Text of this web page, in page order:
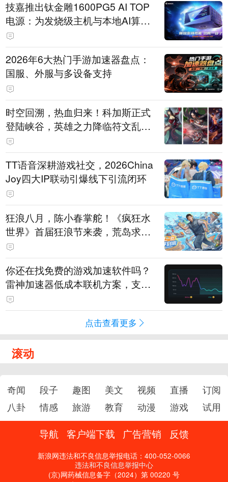
技嘉推出钛金雕1600PG5 AI TOP
电源：为发烧级主机与本地AI算力
打造旗舰供电方案
2026年6大热门手游加速器盘点：
国服、外服与多设备支持
时空回溯，热血归来！科加斯正式
登陆峡谷，英雄之力降临符文乱
斗！
TT语音深耕游戏社交，2026China
Joy四大IP联动引爆线下引流闭环
狂浪八月，陈小春掌舵！《疯狂水
世界》首届狂浪节来袭，荒岛求生
直播即将开启
你还在找免费的游戏加速软件吗？
雷神加速器低成本联机方案，支持
免费试用
点击查看更多
滚动
奇闻 段子 趣图 美文 视频 直播
订阅
八卦
情感 旅游 教育 动漫 游戏 试用
导航 客户端下载 广告营销 反馈
新浪网违法和不良信息举报电话：400-052-0066
违法和不良信息举报中心
(京)网药械信息备字（2024）第 00220 号